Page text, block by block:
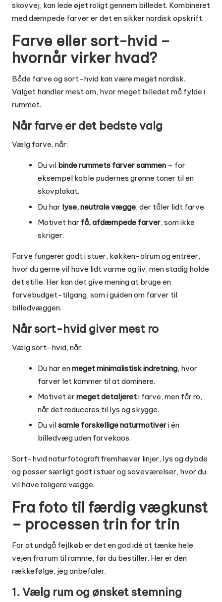
skovvej, kan lede øjet roligt gennem billedet. Kombineret
med dæmpede farver er det en sikker nordisk opskrift.
Farve eller sort-hvid –
hvornår virker hvad?
Både farve og sort-hvid kan være meget nordisk.
Valget handler mest om, hvor meget billedet må fylde i
rummet.
Når farve er det bedste valg
Vælg farve, når:
Du vil binde rummets farver sammen – for
eksempel koble pudernes grønne toner til en
skovplakat.
Du har lyse, neutrale vægge, der tåler lidt farve.
Motivet har få, afdæmpede farver, som ikke
skriger.
Farve fungerer godt i stuer, køkken-alrum og entréer,
hvor du gerne vil have lidt varme og liv, men stadig holde
det stille. Her kan det give mening at bruge en
farvebudget-tilgang, som i guiden om farver til
billedvæggen.
Når sort-hvid giver mest ro
Vælg sort-hvid, når:
Du har enmeget minimalistisk indretning, hvor
farver let kommer til at dominere.
Motivet er meget detaljereti farve, men får ro,
når det reduceres til lys og skygge.
Du vilsamle forskellige naturmotiveri én
billedvæg uden farvekaos.
Sort-hvid naturfotografi fremhæver linjer, lys og dybde
og passer særligt godt i stuer og soveværelser, hvor du
vil have roligere vægge.
Fra foto til færdig vægkunst
– processen trin for trin
For at undgå fejlkøb er det en god idé at tænke hele
vejen fra rum til ramme, før du bestiller. Her er den
rækkefølge, jeg anbefaler.
1. Vælg rum og ønsket stemning